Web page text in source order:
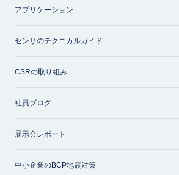
アプリケーション
センサのテクニカルガイド
CSRの取り組み
社員ブログ
展示会レポート
中小企業のBCP地震対策